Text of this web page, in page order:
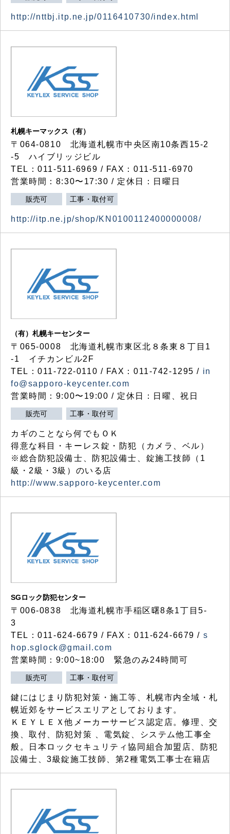
http://nttbj.itp.ne.jp/0116410730/index.html
札幌キーマックス（有）
〒064-0810 北海道札幌市中央区南10条西15-2
-5 ハイブリッジビル
TEL：011-511-6969 / FAX：011-511-6970
営業時間：8:30〜17:30 / 定休日：日曜日
販売可 工事・取付可
http://itp.ne.jp/shop/KN0100112400000008/
（有）札幌キーセンター
〒065-0008 北海道札幌市東区北８条東８丁目1
-1 イチカンビル2F
TEL：011-722-0110 / FAX：011-742-1295 / in
fo@sapporo-keycenter.com
営業時間：9:00〜19:00 / 定休日：日曜、祝日
販売可 工事・取付可
カギのことなら何でもＯＫ
得意な科目・キーレス錠・防犯（カメラ、ベル）
※総合防犯設備士、防犯設備士、錠施工技師（1
級・2級・3級）のいる店
http://www.sapporo-keycenter.com
SGロック防犯センター
〒006-0838 北海道札幌市手稲区曙8条1丁目5-
3
TEL：011-624-6679 / FAX：011-624-6679 / s
hop.sglock@gmail.com
営業時間：9:00~18:00 緊急のみ24時間可
販売可 工事・取付可
鍵にはじまり防犯対策・施工等、札幌市内全域・札
幌近郊をサービスエリアとしております。
ＫＥＹＬＥＸ他メーカーサービス認定店。修理、交
換、取付、防犯対策 、電気錠、システム他工事全
般。日本ロックセキュリティ協同組合加盟店、防犯
設備士、3級錠施工技師、第2種電気工事士在籍店